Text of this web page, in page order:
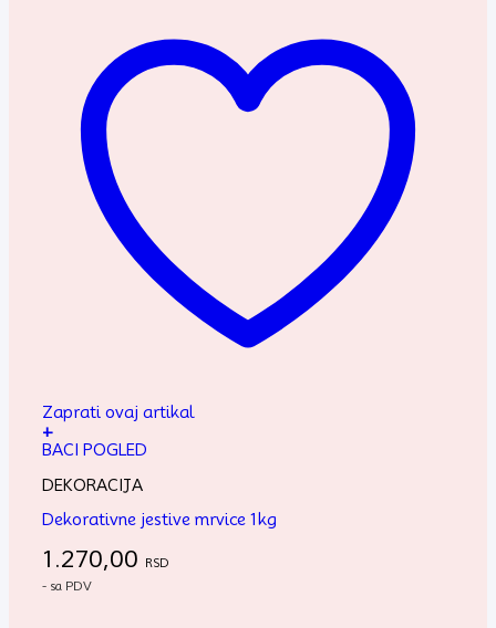
Zaprati ovaj artikal
+
BACI POGLED
DEKORACIJA
Dekorativne jestive mrvice 1kg
1.270,00 RSD
- sa PDV